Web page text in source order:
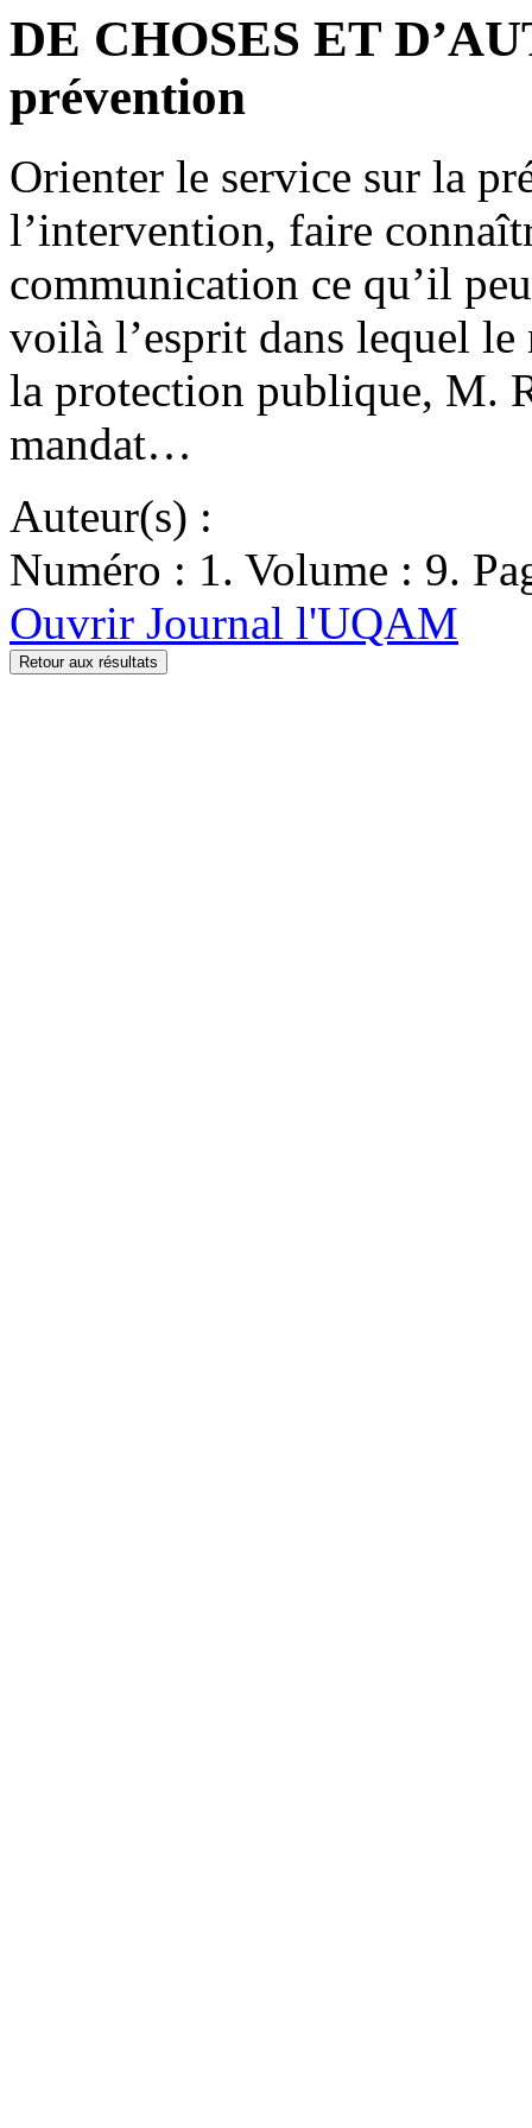
DE CHOSES ET
prévention
Orienter le service sur la
l’intervention, faire
communication ce qu’il
voilà l’esprit dans lequel
la protection publique, M.
mandat…
Auteur(s) :
Numéro : 1. Volume : 9.
Ouvrir Journal l'UQAM
Retour aux résultats